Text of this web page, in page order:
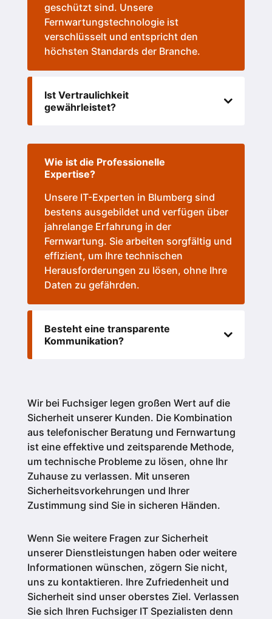
geschützt sind. Unsere
Fernwartungstechnologie ist
verschlüsselt und entspricht den
höchsten Standards der Branche.
Ist Vertraulichkeit
gewährleistet?
Wie ist die Professionelle
Expertise?
Unsere IT-Experten in Blumberg sind
bestens ausgebildet und verfügen über
jahrelange Erfahrung in der
Fernwartung. Sie arbeiten sorgfältig und
effizient, um Ihre technischen
Herausforderungen zu lösen, ohne Ihre
Daten zu gefährden.
Besteht eine transparente
Kommunikation?
Wir bei Fuchsiger legen großen Wert auf die
Sicherheit unserer Kunden. Die Kombination
aus telefonischer Beratung und Fernwartung
ist eine effektive und zeitsparende Methode,
um technische Probleme zu lösen, ohne Ihr
Zuhause zu verlassen. Mit unseren
Sicherheitsvorkehrungen und Ihrer
Zustimmung sind Sie in sicheren Händen.
Wenn Sie weitere Fragen zur Sicherheit
unserer Dienstleistungen haben oder weitere
Informationen wünschen, zögern Sie nicht,
uns zu kontaktieren. Ihre Zufriedenheit und
Sicherheit sind unser oberstes Ziel. Verlassen
Sie sich Ihren Fuchsiger IT Spezialisten denn